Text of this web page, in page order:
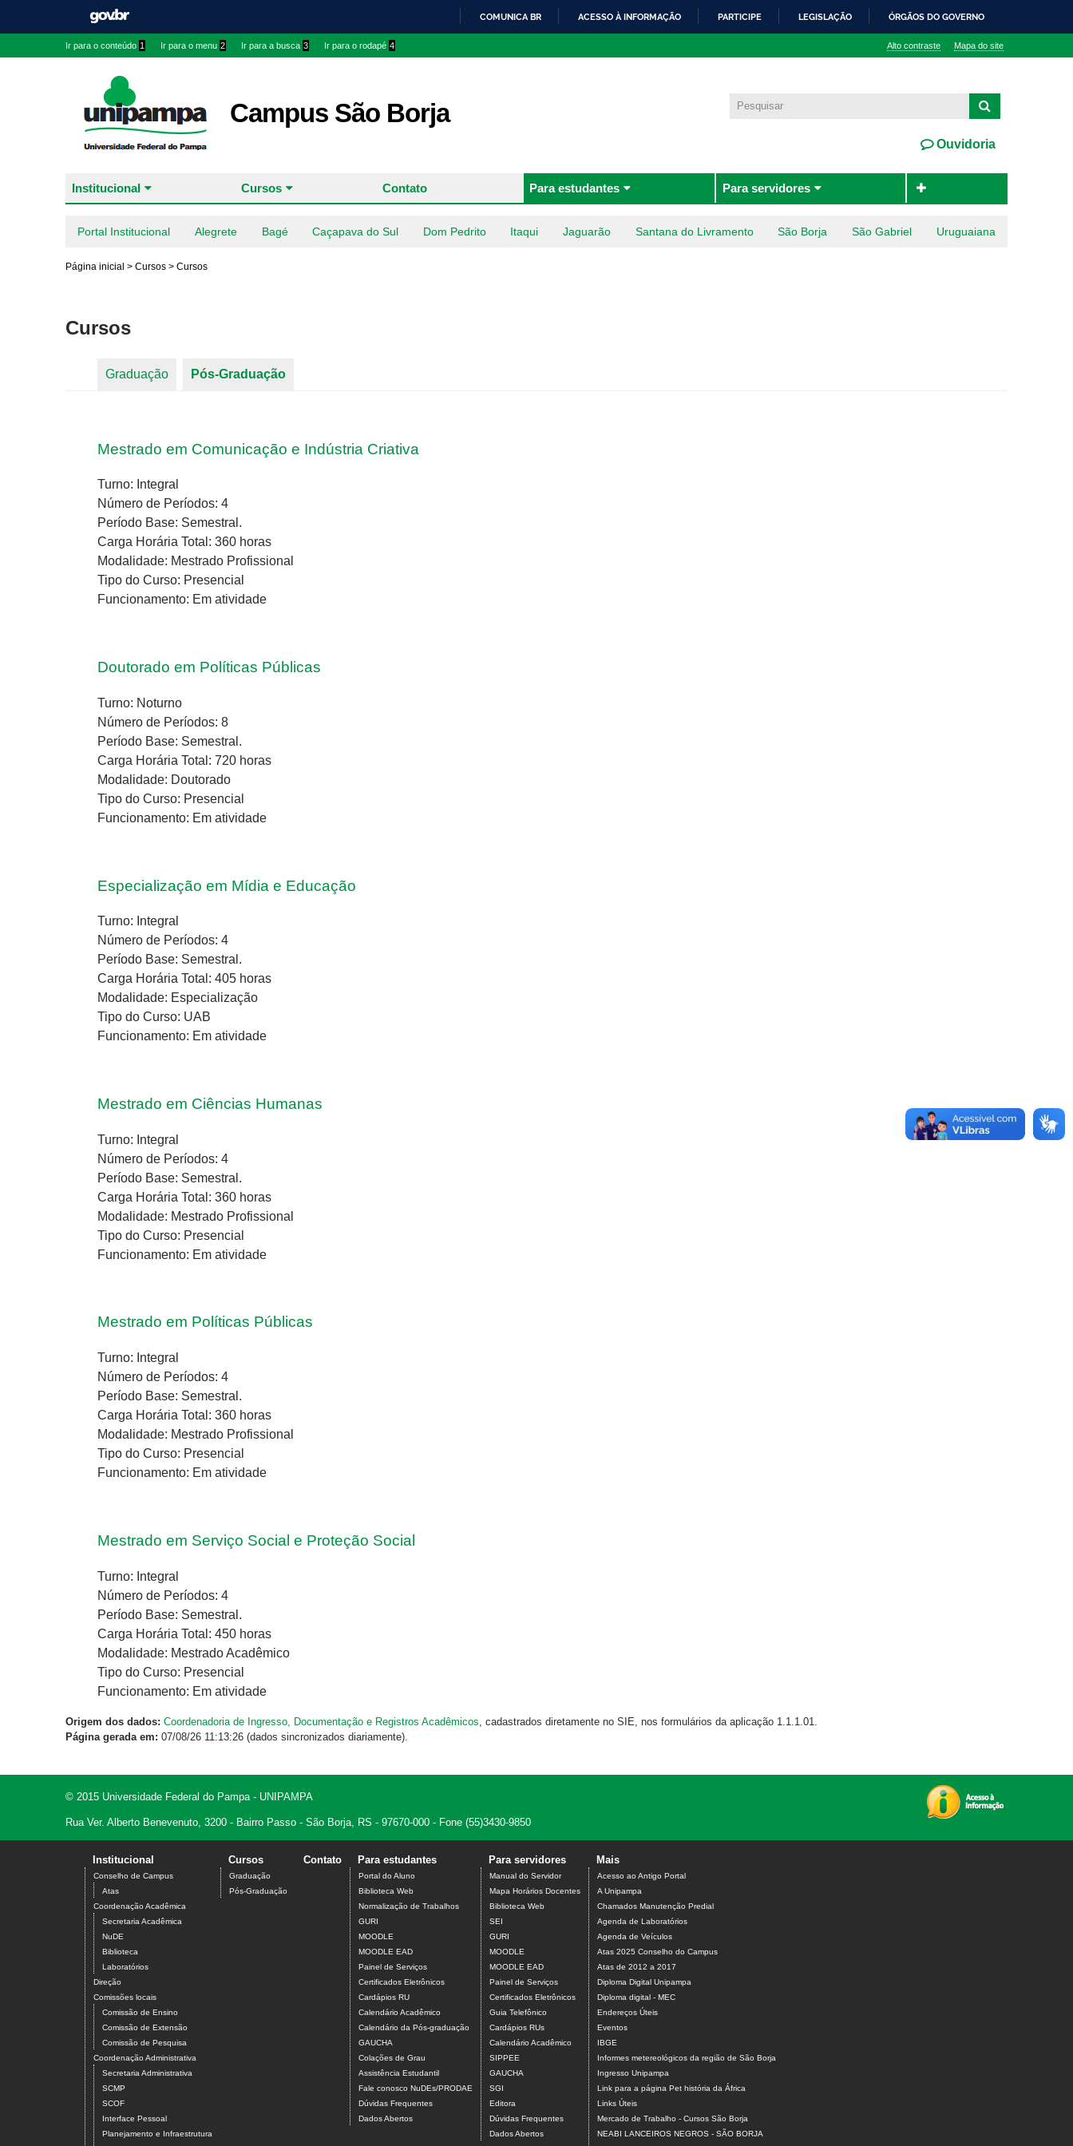
COMUNICA BR ACESSO À INFORMAÇÃO PARTICIPE LEGISLAÇÃO ÓRGÃOS DO GOVERNO
Ir para o conteúdo 1 Ir para o menu 2 Ir para a busca 3 Ir para o rodapé 4 Alto contraste Mapa do site
Campus São Borja
Ouvidoria
Institucional Cursos Contato Para estudantes Para servidores
Portal Institucional Alegrete Bagé Caçapava do Sul Dom Pedrito Itaqui Jaguarão Santana do Livramento São Borja São Gabriel Uruguaiana
Página inicial > Cursos > Cursos
Cursos
Abas primárias
Graduação Pós-Graduação
Mestrado em Comunicação e Indústria Criativa
Turno: Integral
Número de Períodos: 4
Período Base: Semestral.
Carga Horária Total: 360 horas
Modalidade: Mestrado Profissional
Tipo do Curso: Presencial
Funcionamento: Em atividade
Doutorado em Políticas Públicas
Turno: Noturno
Número de Períodos: 8
Período Base: Semestral.
Carga Horária Total: 720 horas
Modalidade: Doutorado
Tipo do Curso: Presencial
Funcionamento: Em atividade
Especialização em Mídia e Educação
Turno: Integral
Número de Períodos: 4
Período Base: Semestral.
Carga Horária Total: 405 horas
Modalidade: Especialização
Tipo do Curso: UAB
Funcionamento: Em atividade
Mestrado em Ciências Humanas
Turno: Integral
Número de Períodos: 4
Período Base: Semestral.
Carga Horária Total: 360 horas
Modalidade: Mestrado Profissional
Tipo do Curso: Presencial
Funcionamento: Em atividade
Mestrado em Políticas Públicas
Turno: Integral
Número de Períodos: 4
Período Base: Semestral.
Carga Horária Total: 360 horas
Modalidade: Mestrado Profissional
Tipo do Curso: Presencial
Funcionamento: Em atividade
Mestrado em Serviço Social e Proteção Social
Turno: Integral
Número de Períodos: 4
Período Base: Semestral.
Carga Horária Total: 450 horas
Modalidade: Mestrado Acadêmico
Tipo do Curso: Presencial
Funcionamento: Em atividade
Origem dos dados: Coordenadoria de Ingresso, Documentação e Registros Acadêmicos , cadastrados diretamente no SIE, nos formulários da aplicação 1.1.1.01.
Página gerada em: 07/08/26 11:13:26 (dados sincronizados diariamente).
© 2015 Universidade Federal do Pampa - UNIPAMPA
Rua Ver. Alberto Benevenuto, 3200 - Bairro Passo - São Borja, RS - 97670-000 - Fone (55)3430-9850
Institucional
Conselho de Campus
Atas
Coordenação Acadêmica
Secretaria Acadêmica
NuDE
Biblioteca
Laboratórios
Direção
Comissões locais
Comissão de Ensino
Comissão de Extensão
Comissão de Pesquisa
Coordenação Administrativa
Secretaria Administrativa
SCMP
SCOF
Interface Pessoal
Planejamento e Infraestrutura
Cursos
Graduação
Pós-Graduação
Contato Para estudantes
Portal do Aluno
Biblioteca Web
Normalização de Trabalhos
GURI
MOODLE
MOODLE EAD
Painel de Serviços
Certificados Eletrônicos
Cardápios RU
Calendário Acadêmico
Calendário da Pós-graduação
GAUCHA
Colações de Grau
Assistência Estudantil
Fale conosco NuDEs/PRODAE
Dúvidas Frequentes
Dados Abertos
Para servidores
Manual do Servidor
Mapa Horários Docentes
Biblioteca Web
SEI
GURI
MOODLE
MOODLE EAD
Painel de Serviços
Certificados Eletrônicos
Guia Telefônico
Cardápios RUs
Calendário Acadêmico
SIPPEE
GAUCHA
SGI
Editora
Dúvidas Frequentes
Dados Abertos
Mais
Acesso ao Antigo Portal
A Unipampa
Chamados Manutenção Predial
Agenda de Laboratórios
Agenda de Veículos
Atas 2025 Conselho do Campus
Atas de 2012 a 2017
Diploma Digital Unipampa
Diploma digital - MEC
Endereços Úteis
Eventos
IBGE
Informes metereológicos da região de São Borja
Ingresso Unipampa
Link para a página Pet história da África
Links Úteis
Mercado de Trabalho - Cursos São Borja
NEABI LANCEIROS NEGROS - SÃO BORJA